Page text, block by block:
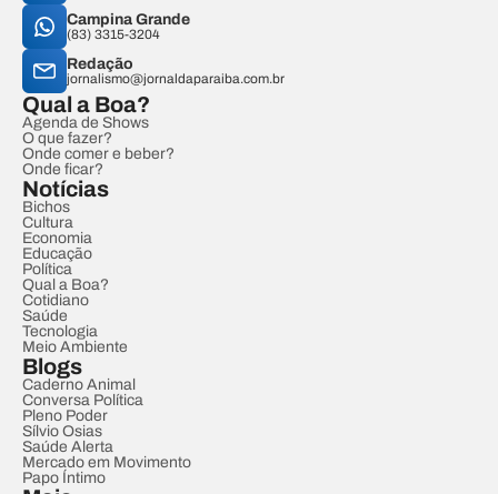
Campina Grande
(83) 3315-3204
Redação
jornalismo@jornaldaparaiba.com.br
Qual a Boa?
Agenda de Shows
O que fazer?
Onde comer e beber?
Onde ficar?
Notícias
Bichos
Cultura
Economia
Educação
Política
Qual a Boa?
Cotidiano
Saúde
Tecnologia
Meio Ambiente
Blogs
Caderno Animal
Conversa Política
Pleno Poder
Sílvio Osias
Saúde Alerta
Mercado em Movimento
Papo Íntimo